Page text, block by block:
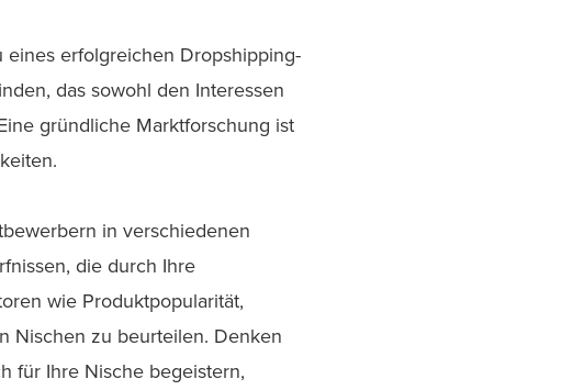
erfolgreichen Dropshipping-
das sowohl den Interessen
gründliche Marktforschung ist
in verschiedenen
die durch Ihre
wie Produktpopularität,
Nischen zu beurteilen. Denken
für Ihre Nische begeistern,